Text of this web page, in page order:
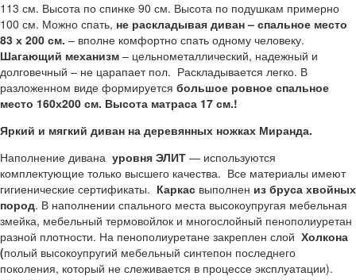
113 см. Высота по спинке 90 см. Высота по подушкам примерно
100 см. Можно спать, не раскладывая диван – спальное место
83 х 200 см. – вполне комфортно спать одному человеку.
Шагающий механизм – цельнометаллический, надежный и
долговечный – не царапает пол. Раскладывается легко. В
разложенном виде формируется большое ровное спальное
место 160х200 см. Высота матраса 17 см.!
Яркий и мягкий диван на деревянных ножках Миранда.
Наполнение дивана уровня ЭЛИТ — используются
комплектующие только высшего качества. Все материалы имеют
гигиенические сертификаты. Каркас выполнен из бруса хвойных
пород. В наполнении спального места высокоупругая мебельная
змейка, мебельный термовойлок и многослойный пенополиуретан
разной плотности. На пенополиуретане закреплен слой Холкона
(полый высокоупругий мебельный синтепон последнего
поколения, который не слеживается в процессе эксплуатации).